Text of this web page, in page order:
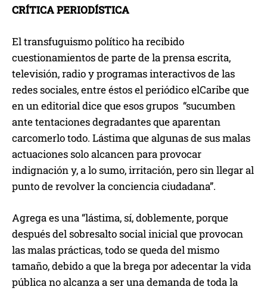
CRÍTICA PERIODÍSTICA
El transfuguismo político ha recibido
cuestionamientos de parte de la prensa escrita,
televisión, radio y programas interactivos de las
redes sociales, entre éstos el periódico elCaribe que
en un editorial dice que esos grupos “sucumben
ante tentaciones degradantes que aparentan
carcomerlo todo. Lástima que algunas de sus malas
actuaciones solo alcancen para provocar
indignación y, a lo sumo, irritación, pero sin llegar al
punto de revolver la conciencia ciudadana”.
Agrega es una “lástima, sí, doblemente, porque
después del sobresalto social inicial que provocan
las malas prácticas, todo se queda del mismo
tamaño, debido a que la brega por adecentar la vida
pública no alcanza a ser una demanda de toda la